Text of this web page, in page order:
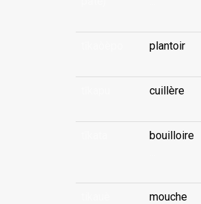
plantoir
cuillère
bouilloire
mouche